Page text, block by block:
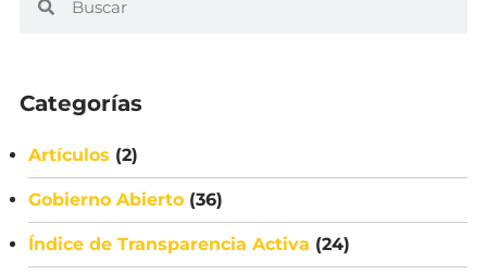
Categorías
Artículos (2)
Gobierno Abierto (36)
Índice de Transparencia Activa (24)